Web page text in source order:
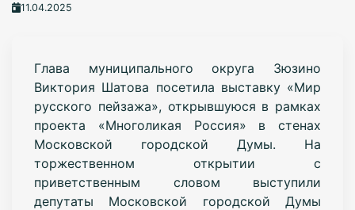
11.04.2025
Глава муниципального округа Зюзино
Виктория Шатова посетила выставку «Мир
русского пейзажа», открывшуюся в рамках
проекта «Многоликая Россия» в стенах
Московской городской Думы. На
торжественном открытии с
приветственным словом выступили
депутаты Московской городской Думы